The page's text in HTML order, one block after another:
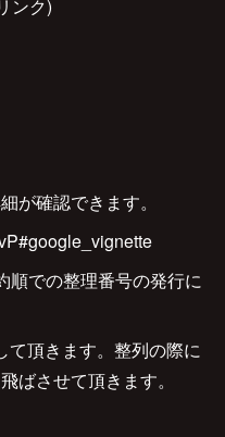
ンク)
が確認できます。
順での整理番号の発行に
て頂きます。整列の際に
ばさせて頂きます。